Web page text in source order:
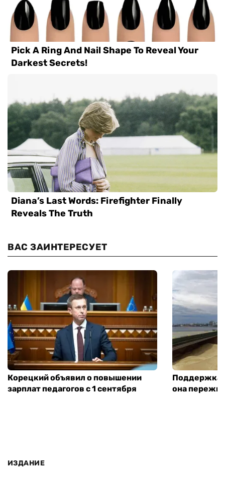
ВАС ЗАИНТЕРЕСУЕТ
Корецкий объявил о повышении
зарплат педагогов с 1 сентября
Поддержка
она
ИЗДАНИЕ